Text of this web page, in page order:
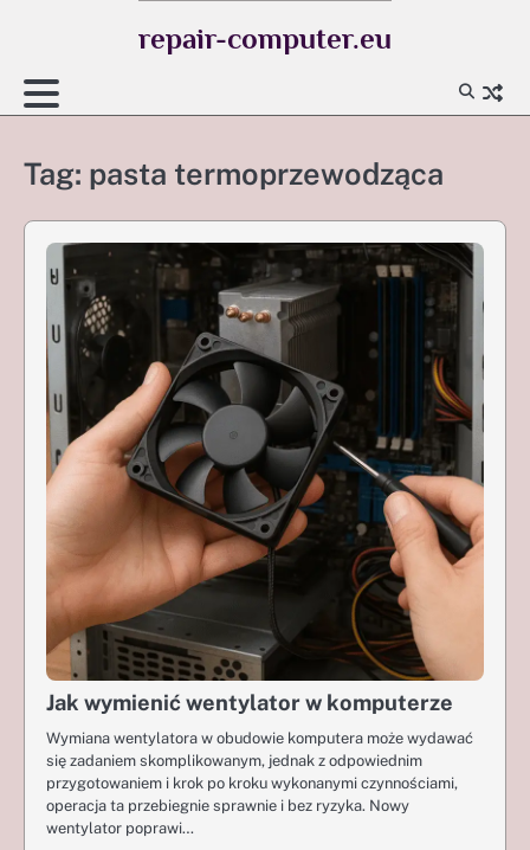
repair-computer.eu
Tag: pasta termoprzewodząca
Jak wymienić wentylator w komputerze
Wymiana wentylatora w obudowie komputera może wydawać
się zadaniem skomplikowanym, jednak z odpowiednim
przygotowaniem i krok po kroku wykonanymi czynnościami,
operacja ta przebiegnie sprawnie i bez ryzyka. Nowy
wentylator poprawi…